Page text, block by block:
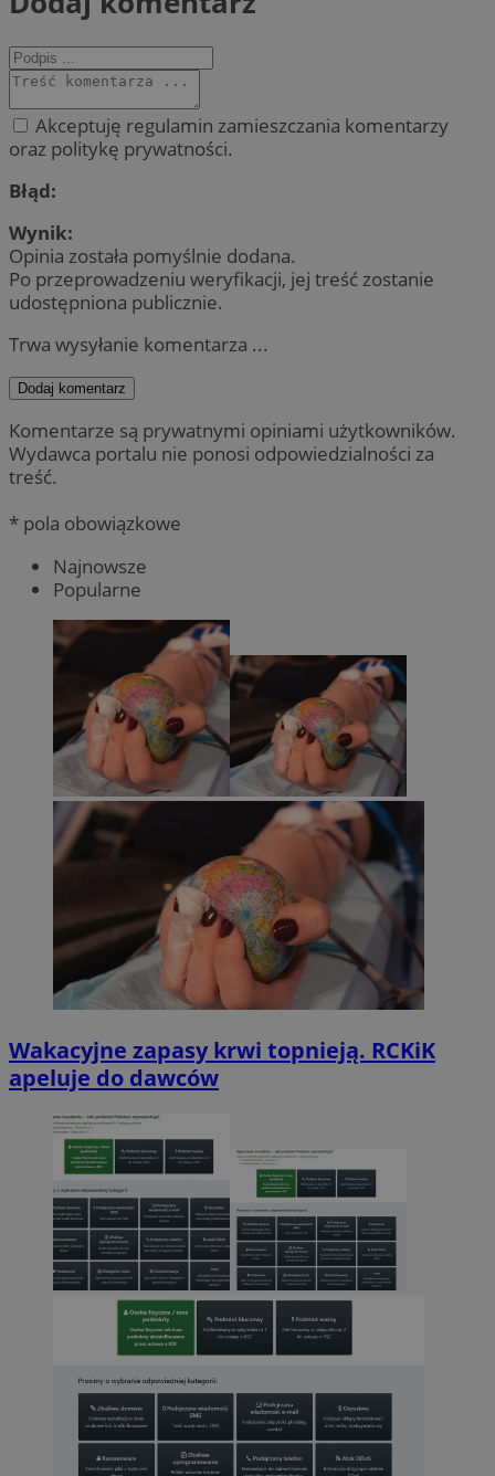
Akceptuję regulamin zamieszczania komentarzy
oraz politykę prywatności.
Błąd:
Wynik:
Opinia została pomyślnie dodana.
Po przeprowadzeniu weryfikacji, jej treść zostanie
udostępniona publicznie.
Trwa wysyłanie komentarza ...
Dodaj komentarz
Komentarze są prywatnymi opiniami użytkowników.
Wydawca portalu nie ponosi odpowiedzialności za
treść.
* pola obowiązkowe
Najnowsze
Popularne
Wakacyjne zapasy krwi topnieją. RCKiK
apeluje do dawców